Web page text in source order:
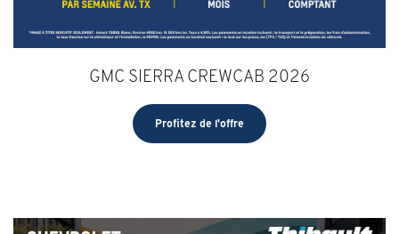
GMC SIERRA CREWCAB 2026
Profitez de l'offre